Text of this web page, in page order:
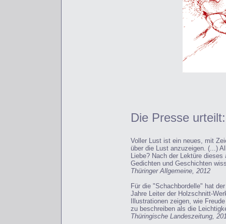
Die Presse urteilt:
Voller Lust ist ein neues, mit
über die Lust anzuzeigen. (...)
Liebe? Nach der Lektüre
Gedichten und Geschichten
Thüringer Allgemeine, 2012
Für die "Schachbordelle" hat
Jahre Leiter der Holzschnitt-
Illustrationen zeigen, wie
zu beschreiben als die
Thüringische Landeszeitung,